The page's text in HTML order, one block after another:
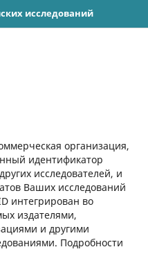
исследований
организация,
идентификатор
исследователей, и
Ваших исследований
интегрирован во
издателями,
и другими
Подробности